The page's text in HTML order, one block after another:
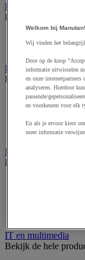
Bewegwijzering en
Bekijk de hele
Pictogram
Folderrek en -houder
Bekijk de hele
Folderrek
Mobiel
Tafel
Inname en beheer
Bekijk de hele
Biljettenteller/
IT en multimedia
Bekijk de hele
Welkom bij Manutan!
Wij vinden het
Door op de knop
informatie uitwisselen
en onze internetpartners
analyseren. Hierdoor
passende/
en voorkeuren voor elk
En als je ervoor kiest
meer informatie